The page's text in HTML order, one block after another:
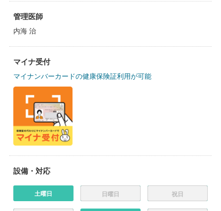
管理医師
内海 治
マイナ受付
マイナンバーカードの健康保険証利用が可能
設備・対応
土曜日 日曜日 祝日